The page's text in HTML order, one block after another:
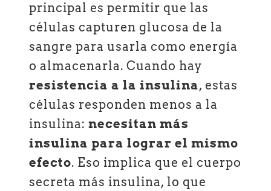
principal es permitir que las
células capturen glucosa de la
sangre para usarla como energía
o almacenarla. Cuando hay
resistencia a la insulina, estas
células responden menos a la
insulina:necesitan más
insulina para lograr el mismo
efecto. Eso implica que el cuerpo
secreta más insulina, lo que